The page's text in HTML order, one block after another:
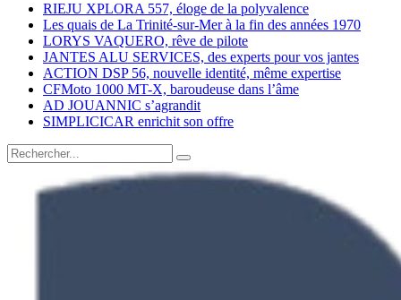
RIEJU XPLORA 557, éloge de la polyvalence
Les quais de La Trinité-sur-Mer à la fin des années 1970
LORYS VAQUERO, rêve de pilote
JANTES ALU SERVICES, des experts pour vos jantes
ACTION DSP 56, nouvelle identité, même expertise
CFMoto 1000 MT-X, baroudeuse dans l’âme
AD JOUANNIC s’agrandit
SIMPLICICAR enrichit son offre